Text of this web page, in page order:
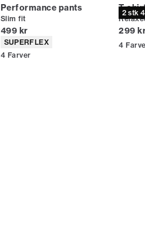
Performance pants
Slim fit
I alt (inkl. rabat)
499 kr
Produkt egenskaber
SUPERFLEX
4 Farver
2 stk
T-
I alt
299
4